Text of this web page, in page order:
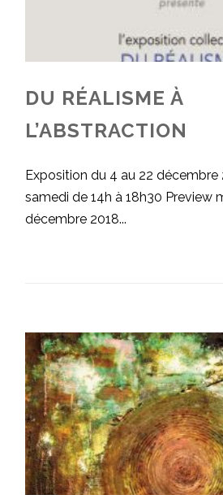
DU RÉALISME À
L’ABSTRACTION
Exposition du 4 au 22 décembre
samedi de 14h à 18h30 Preview
décembre 2018...